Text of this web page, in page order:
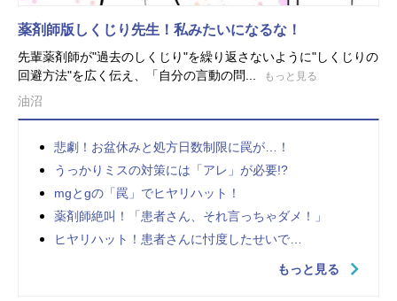
薬剤師版しくじり先生！私みたいになるな！
先輩薬剤師が"過去のしくじり"を繰り返さないように"しくじりの
回避方法"を広く伝え、「自分の言動の問...
もっと見る
油沼
悲劇！お盆休みと処方日数制限に罠が…！
うっかりミスの対策には「アレ」が必要!?
mgとgの「罠」でヒヤリハット！
薬剤師絶叫！「患者さん、それ言っちゃダメ！」
ヒヤリハット！患者さんに忖度したせいで…
もっと見る